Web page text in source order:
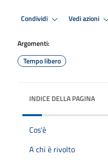
Condividi Vedi azioni
Argomenti:
Tempo libero
INDICE DELLA PAGINA
Cos'è
A chi è rivolto